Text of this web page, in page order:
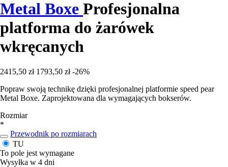
Metal Boxe Profesjonalna
platforma do żarówek
wkręcanych
2415,50 zł 1793,50 zł -26%
Popraw swoją technikę dzięki profesjonalnej platformie speed pear
Metal Boxe. Zaprojektowana dla wymagających bokserów.
Rozmiar
*
Przewodnik po rozmiarach
TU
To pole jest wymagane
Wysyłka w 4 dni